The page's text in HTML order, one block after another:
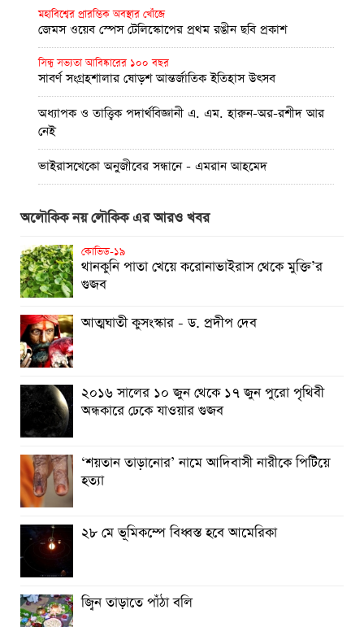
মহাবিশ্বের প্রারম্ভিক অবস্থার খোঁজে
জেমস ওয়েব স্পেস টেলিস্কোপের প্রথম রঙীন ছবি প্রকাশ
সিন্ধু সভ্যতা আবিষ্কারের ১০০ বছর
সাবর্ণ সংগ্রহশালার ষোড়শ আন্তর্জাতিক ইতিহাস উৎসব
অধ্যাপক ও তাত্ত্বিক পদার্থবিজ্ঞানী এ. এম. হারুন-অর-রশীদ আর
নেই
ভাইরাসখেকো অনুজীবের সন্ধানে - এমরান আহমেদ
পূর্ণতা মিলল আইনস্টাইনের সাধারণ আপেক্ষিকতা তত্ত্বের
উচ্চমাত্রায় অক্সিজেন সহায়তায় বুয়েটের উদ্ভাবন: অক্সিজেট
প্রথম চন্দ্রাভিযানের নভোচারী মাইকেল কলিন্স এর জীবনাবসান
মঙ্গলে ইনজেনুইটি’র নতুন সাফল্য
শুক্র গ্রহে প্রাণের সম্ভাব্য নির্দেশকের সন্ধান লাভ
আফ্রিকায় ৫০ বছর পরে নতুনভাবে হস্তিছুঁচোর দেখা মিলল
অলৌকিক নয় লৌকিক এর আরও খবর
কোভিড-১৯
থানকুনি পাতা খেয়ে করোনাভাইরাস থেকে মুক্তি’র
গুজব
আত্মঘাতী কুসংস্কার - ড. প্রদীপ দেব
২০১৬ সালের ১০ জুন থেকে ১৭ জুন পুরো পৃথিবী
অন্ধকারে ঢেকে যাওয়ার গুজব
‘শয়তান তাড়ানোর’ নামে আদিবাসী নারীকে পিটিয়ে
হত্যা
২৮ মে ভূমিকম্পে বিধ্বস্ত হবে আমেরিকা
জ্বিন তাড়াতে পাঁঠা বলি